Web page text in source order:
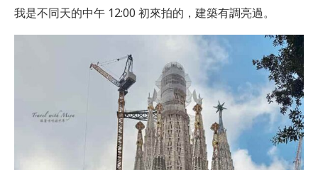
我是不同天的中午 12:00 初來拍的，建築有調亮過。